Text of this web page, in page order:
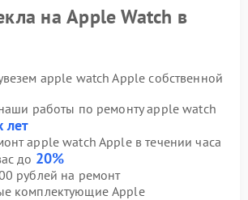
на Apple Watch в
apple watch Apple собственной
работы по ремонту apple watch
лет
apple watch Apple в течении часа
до 20%
рублей на ремонт
комплектующие Apple